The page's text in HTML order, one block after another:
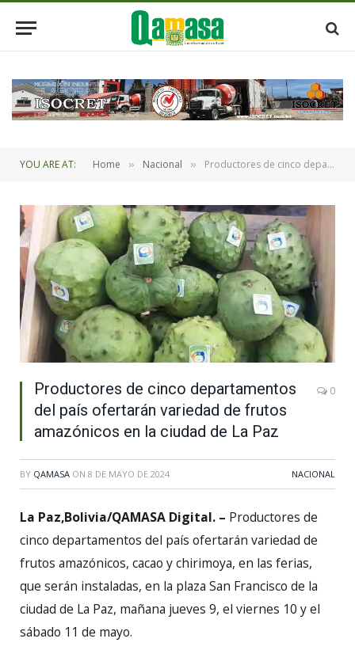
YOU ARE AT: Home » Nacional » Productores de cinco departamentos del país ofertarán variedad de frutos amazónicos en la ciudad de La Paz
Productores de cinco departamentos
del país ofertarán variedad de frutos
amazónicos en la ciudad de La Paz
0
BY QAMASA ON 8 DE MAYO DE 2024 NACIONAL
La Paz,Bolivia/QAMASA Digital. – Productores de
cinco departamentos del país ofertarán variedad de
frutos amazónicos, cacao y chirimoya, en las ferias,
que serán instaladas, en la plaza San Francisco de la
ciudad de La Paz, mañana jueves 9, el viernes 10 y el
sábado 11 de mayo.